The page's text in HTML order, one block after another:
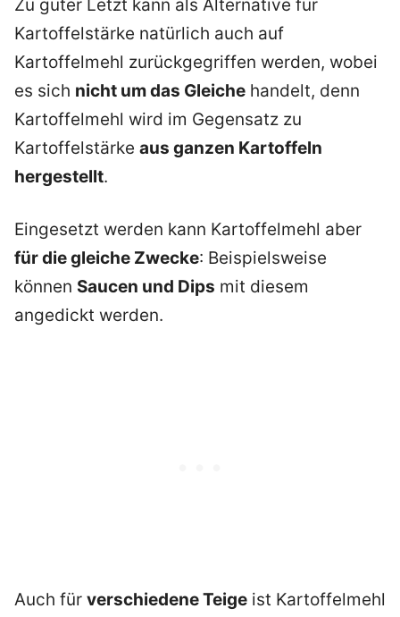
Zu guter Letzt kann als Alternative für
Kartoffelstärke natürlich auch auf
Kartoffelmehl zurückgegriffen werden, wobei
es sich nicht um das Gleiche handelt, denn
Kartoffelmehl wird im Gegensatz zu
Kartoffelstärke aus ganzen Kartoffeln
hergestellt.
Eingesetzt werden kann Kartoffelmehl aber
für die gleiche Zwecke: Beispielsweise
können Saucen und Dips mit diesem
angedickt werden.
Auch für verschiedene Teige ist Kartoffelmehl